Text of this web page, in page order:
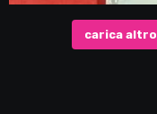
carica altro